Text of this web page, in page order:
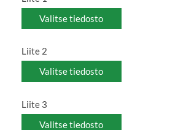
Valitse tiedosto
Liite 2
Valitse tiedosto
Liite 3
Valitse tiedosto